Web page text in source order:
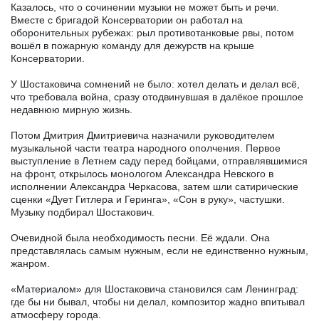
Казалось, что о сочинении музыки не может быть и речи.
Вместе с бригадой Консерватории он работал на
оборонительных рубежах: рыл противотанковые рвы, потом
вошёл в пожарную команду для дежурств на крыше
Консерватории.
У Шостаковича сомнений не было: хотел делать и делал всё,
что требовала война, сразу отодвинувшая в далёкое прошлое
недавнюю мирную жизнь.
Потом Дмитрия Дмитриевича назначили руководителем
музыкальной части театра народного ополчения. Первое
выступление в Летнем саду перед бойцами, отправлявшимися
на фронт, открылось монологом Александра Невского в
исполнении Александра Черкасова, затем шли сатирические
сценки «Дует Гитлера и Геринга», «Сон в руку», частушки.
Музыку подбирал Шостакович.
Очевидной была необходимость песни. Её ждали. Она
представлялась самым нужным, если не единственно нужным,
жанром.
«Материалом» для Шостаковича становился сам Ленинград:
где бы ни бывал, чтобы ни делал, композитор жадно впитывал
атмосферу города.